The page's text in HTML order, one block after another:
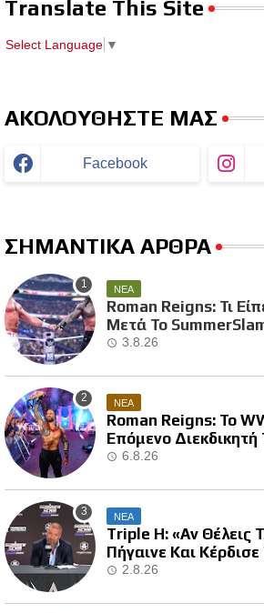
Translate This Site
Select Language ▼
ΑΚΟΛΟΥΘΗΣΤΕ ΜΑΣ
Facebook
ΣΗΜΑΝΤΙΚΑ ΑΡΘΡΑ
ΝΕΑ
Roman Reigns: Τι
Μετά Το
3.8.26
ΝΕΑ
Roman Reigns: Το
Επόμενο Διεκδικητή
6.8.26
ΝΕΑ
Triple H: «Αν Θέλεις
Πήγαινε Και Κέρδισε
2.8.26